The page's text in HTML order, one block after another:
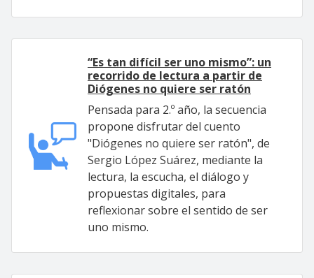
“Es tan difícil ser uno mismo”: un
recorrido de lectura a partir de
Diógenes no quiere ser ratón
Pensada para 2.º año, la secuencia
propone disfrutar del cuento
"Diógenes no quiere ser ratón", de
Sergio López Suárez, mediante la
lectura, la escucha, el diálogo y
propuestas digitales, para
reflexionar sobre el sentido de ser
uno mismo.